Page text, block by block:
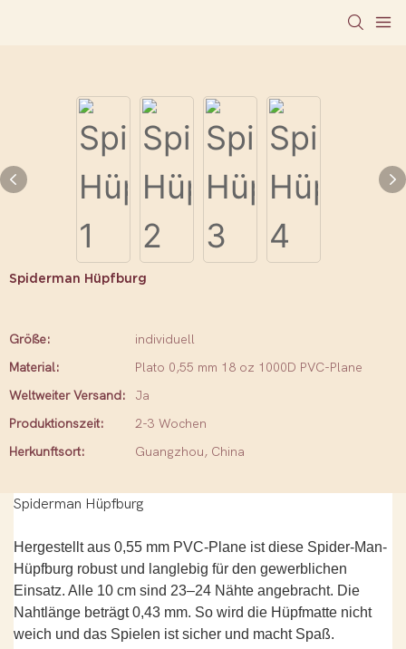
Spiderman Hüpfburg
Größe:
individuell
Material:
Plato 0,55 mm 18 oz 1000D PVC-Plane
Weltweiter Versand:
Ja
Produktionszeit:
2-3 Wochen
Herkunftsort:
Guangzhou, China
Spiderman Hüpfburg
Hergestellt aus 0,55 mm PVC-Plane ist diese Spider-Man-
Hüpfburg robust und langlebig für den gewerblichen
Einsatz. Alle 10 cm sind 23–24 Nähte angebracht. Die
Nahtlänge beträgt 0,43 mm. So wird die Hüpfmatte nicht
weich und das Spielen ist sicher und macht Spaß.